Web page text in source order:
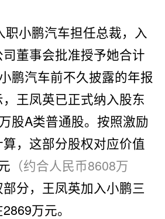
职小鹏汽车担任总裁，入
董事会批准授予她合计
鹏汽车前不久披露的年报
王凤英已正式纳入股东
股A类普通股。按照激励
，这部分股权对应价值
（约合人民币8608万
分，王凤英加入小鹏三
万元。